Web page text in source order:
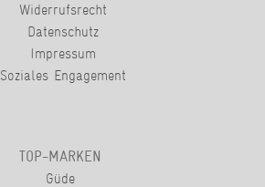
Widerrufsrecht
Datenschutz
Impressum
Soziales Engagement
TOP-MARKEN
Güde